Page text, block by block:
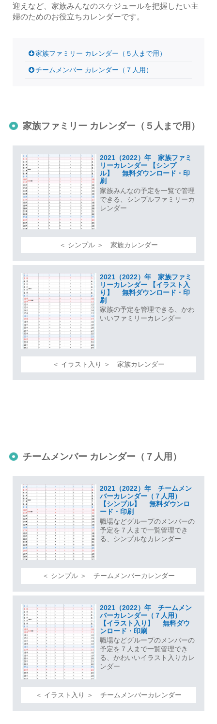
迎えなど、家族みんなのスケジュールを把握したい主
婦のためのお役立ちカレンダーです。
家族ファミリー カレンダー（５人まで用）
チームメンバー カレンダー（７人用）
家族ファミリー カレンダー（５人まで用）
2021（2022）年 家族ファミ
リーカレンダー 【シンプ
ル】 無料ダウンロード・印
刷
家族みんなの予定を一覧で管理
できる、シンプルファミリーカ
レンダー
＜ シンプル ＞ 家族カレンダー
2021（2022）年 家族ファミ
リーカレンダー 【イラスト入
り】 無料ダウンロード・印
刷
家族の予定を管理できる、かわ
いいファミリーカレンダー
＜ イラスト入り ＞ 家族カレンダー
チームメンバー カレンダー（７人用）
2021（2022）年 チームメン
バーカレンダー（７人用）
【シンプル】 無料ダウンロ
ード・印刷
職場などグループのメンバーの
予定を７人まで一覧管理でき
る、シンプルなカレンダー
＜ シンプル ＞ チームメンバーカレンダー
2021（2022）年 チームメン
バーカレンダー（７人用）
【イラスト入り】 無料ダウ
ンロード・印刷
職場などグループのメンバーの
予定を７人まで一覧管理でき
る、かわいいイラスト入りカレ
ンダー
＜ イラスト入り ＞ チームメンバーカレンダー